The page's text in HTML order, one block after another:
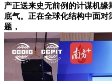
产正送来史无前例的计谋机
底气。正在全球化结构中面
题，